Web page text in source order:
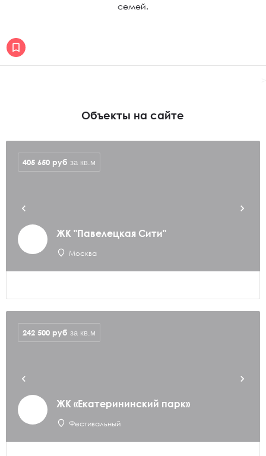
семей.
Объекты на сайте
ЖК "Павелецкая Сити"
Москва
405 650 руб за кв.м
ЖК «Екатерининский парк»
Фестивальный
242 500 руб за кв.м